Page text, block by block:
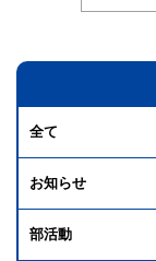
全て
お知らせ
部活動